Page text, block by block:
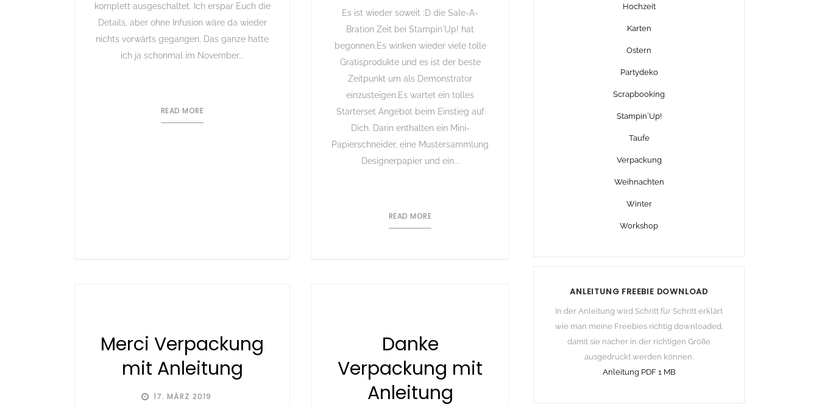
komplett ausgeschaltet. Ich erspar Euch die
Details, aber ohne Infusion wäre da wieder
nichts vorwärts gegangen. Das ganze hatte
ich ja schonmal im November...
READ MORE
Es ist wieder soweit :D die Sale-A-
Bration Zeit bei Stampin´Up! hat
begonnen.Es winken wieder viele tolle
Gratisprodukte und es ist der beste
Zeitpunkt um als Demonstrator
einzusteigen.Es wartet ein tolles
Starterset Angebot beim Einstieg auf
Dich. Darin enthalten ein Mini-
Papierschneider, eine Mustersammlung
Designerpapier und ein...
READ MORE
17. MÄRZ 2019
Merci Verpackung
mit Anleitung
Danke
Verpackung mit
Anleitung
Hochzeit
Karten
Ostern
Partydeko
Scrapbooking
Stampin´Up!
Taufe
Verpackung
Weihnachten
Winter
Workshop
ANLEITUNG FREEBIE DOWNLOAD
In der Anleitung wird Schritt für Schritt erklärt
wie man meine Freebies richtig downloaded,
damit sie nacher in der richtigen Größe
ausgedruckt werden können.
Anleitung PDF 1 MB